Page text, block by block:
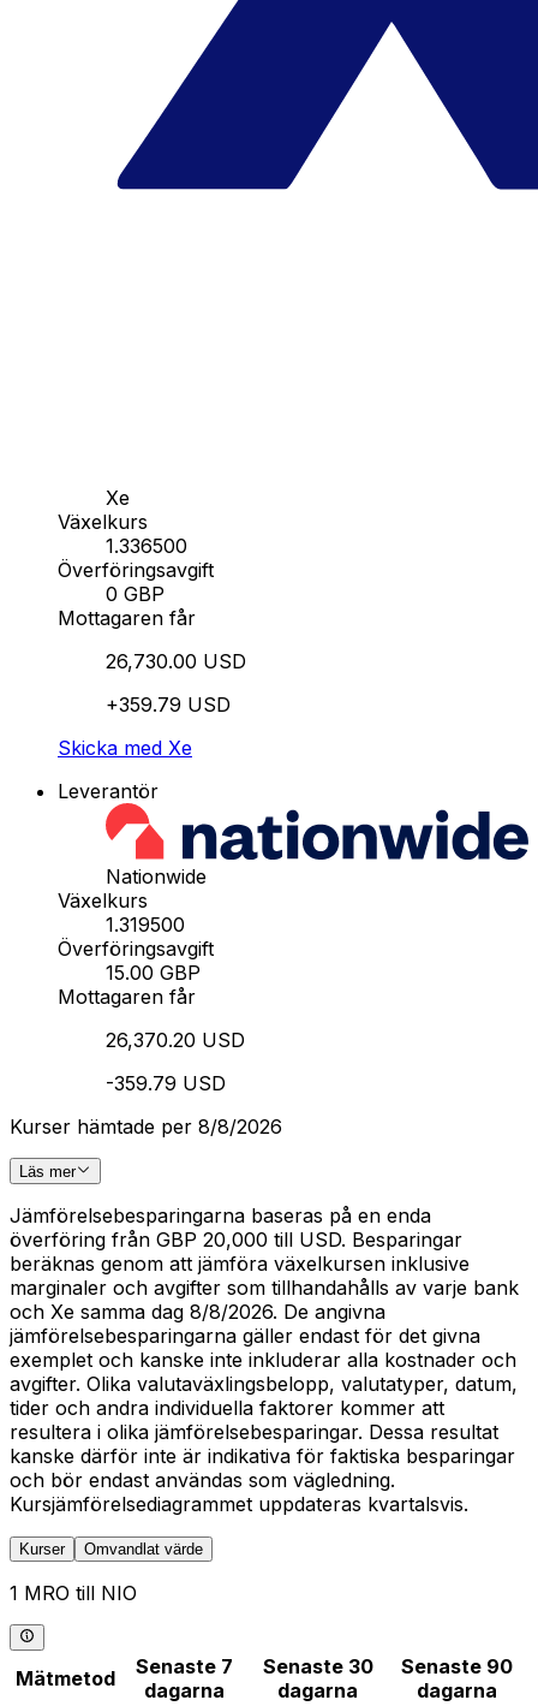
Xe
Växelkurs
1.336500
Överföringsavgift
0 GBP
Mottagaren får
26,730.00 USD
+359.79 USD
Skicka med Xe
Leverantör
Nationwide
Växelkurs
1.319500
Överföringsavgift
15.00 GBP
Mottagaren får
26,370.20 USD
-359.79 USD
Kurser hämtade per 8/8/2026
Läs mer
Jämförelsebesparingarna baseras på en enda
överföring från GBP 20,000 till USD. Besparingar
beräknas genom att jämföra växelkursen inklusive
marginaler och avgifter som tillhandahålls av varje bank
och Xe samma dag 8/8/2026. De angivna
jämförelsebesparingarna gäller endast för det givna
exemplet och kanske inte inkluderar alla kostnader och
avgifter. Olika valutaväxlingsbelopp, valutatyper, datum,
tider och andra individuella faktorer kommer att
resultera i olika jämförelsebesparingar. Dessa resultat
kanske därför inte är indikativa för faktiska besparingar
och bör endast användas som vägledning.
Kursjämförelsediagrammet uppdateras kvartalsvis.
Kurser Omvandlat värde
1 MRO till NIO
Mätmetod
Senaste 7
dagarna
Senaste 30
dagarna
Senaste 90
dagarna